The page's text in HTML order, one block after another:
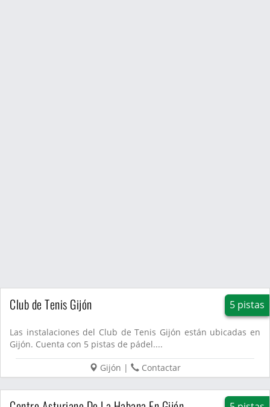
Club de Tenis Gijón 5 pistas
Las instalaciones del Club de Tenis Gijón están ubicadas en
Gijón. Cuenta con 5 pistas de pádel....
Gijón | Contactar